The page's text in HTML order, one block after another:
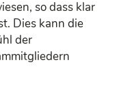
so dass klar
Dies kann die
der